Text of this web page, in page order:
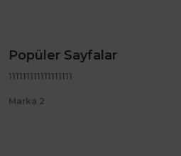
Popüler Sayfalar
111111111111111111
Marka 2